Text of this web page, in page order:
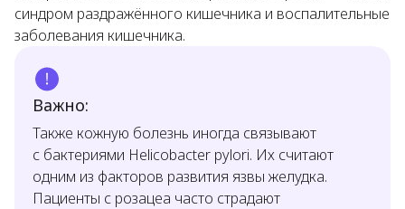
синдром раздражённого кишечника и воспалительные
заболевания кишечника.
Важно:
Также кожную болезнь иногда связывают
с бактериями Helicobacter pylori. Их считают
одним из факторов развития язвы желудка.
Пациенты с розацеа часто страдают